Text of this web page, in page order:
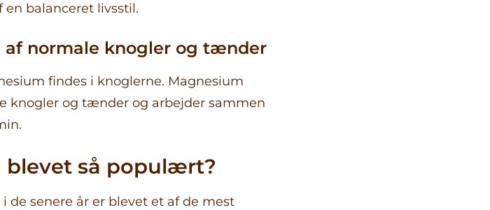
en balanceret livsstil.
af normale knogler og tænder
findes i knoglerne. Magnesium
knogler og tænder og arbejder sammen
blevet så populært?
de senere år er blevet et af de mest